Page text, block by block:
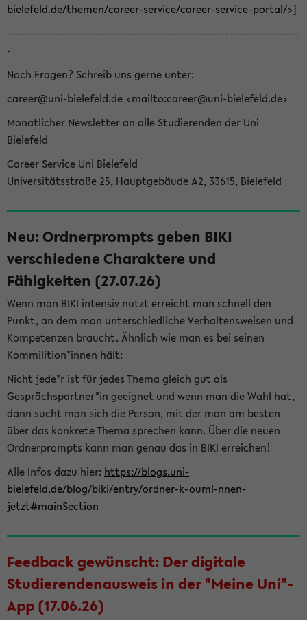
bielefeld.de/themen/career-service/career-service-portal/>]
-----------------------------------------------------------------------
-
Noch Fragen? Schreib uns gerne unter:
career@uni-bielefeld.de <mailto:career@uni-bielefeld.de>
Monatlicher Newsletter an alle Studierenden der Uni
Bielefeld
Career Service Uni Bielefeld
Universitätsstraße 25, Hauptgebäude A2, 33615, Bielefeld
Neu: Ordnerprompts geben BIKI
verschiedene Charaktere und
Fähigkeiten (27.07.26)
Wenn man BIKI intensiv nutzt erreicht man schnell den
Punkt, an dem man unterschiedliche Verhaltensweisen und
Kompetenzen braucht. Ähnlich wie man es bei seinen
Kommilition*innen hält:
Nicht jede*r ist für jedes Thema gleich gut als
Gesprächspartner*in geeignet und wenn man die Wahl hat,
dann sucht man sich die Person, mit der man am besten
über das konkrete Thema sprechen kann. Über die neuen
Ordnerprompts kann man genau das in BIKI erreichen!
Alle Infos dazu hier: https://blogs.uni-
bielefeld.de/blog/biki/entry/ordner-k-ouml-nnen-
jetzt#mainSection
Feedback gewünscht: Der digitale
Studierendenausweis in der "Meine Uni"-
App (17.06.26)